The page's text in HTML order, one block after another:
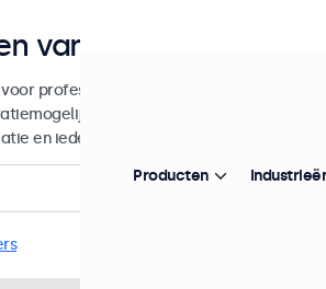
van 7 tot 32 inch
professionele toepassingen en continu
en veelzijdige
en iedere omgeving.
Producten